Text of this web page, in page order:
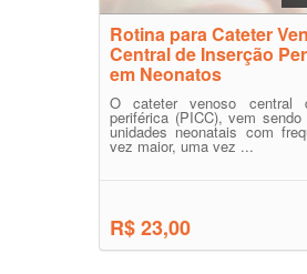
Rotina para Cateter
Central de Inserção
em Neonatos
O cateter venoso central
periférica (PICC), vem
unidades neonatais com
vez maior, uma vez ...
R$ 23,00